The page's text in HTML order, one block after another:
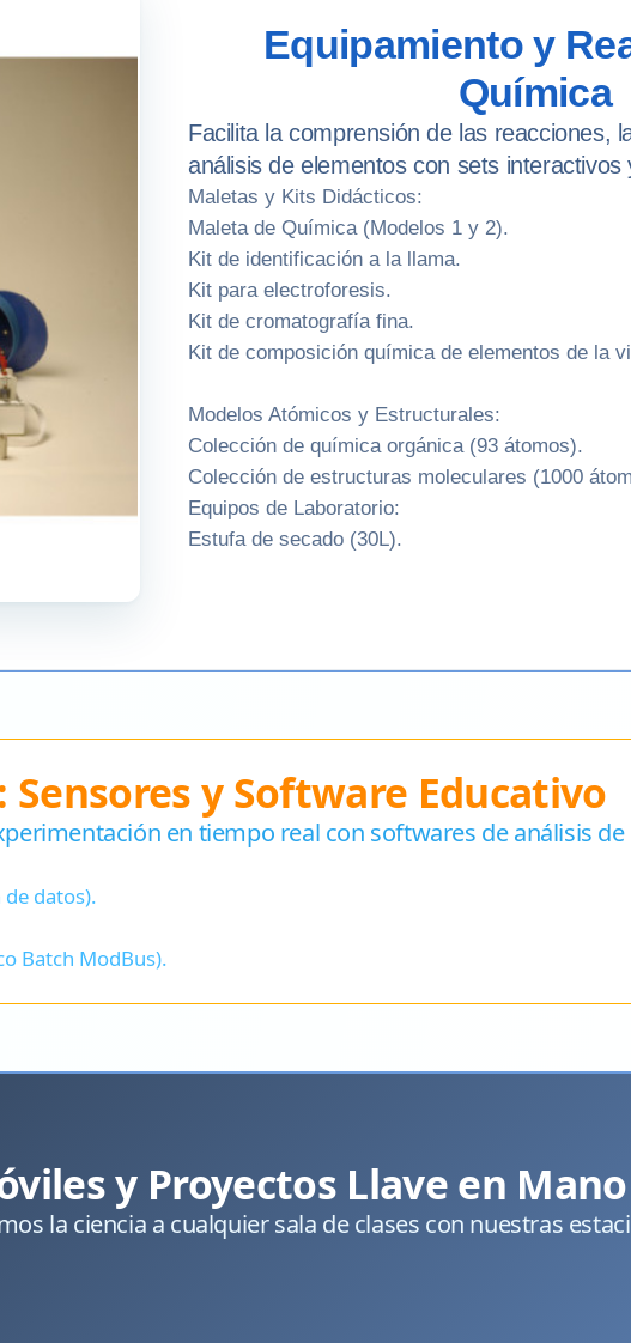
Equipamiento y
Química
Facilita la comprensión de las reacciones,
análisis de elementos con sets
Maletas y Kits Didácticos:
Maleta de Química (Modelos 1 y 2).
Kit de identificación a la llama.
Kit para electroforesis.
Kit de cromatografía fina.
Kit de composición química de elementos de la
Modelos Atómicos y Estructurales:
Colección de química orgánica (93 átomos).
Colección de estructuras moleculares (1000
Equipos de Laboratorio:
Estufa de secado (30L).
Sensores y Software Educativo
en tiempo real con softwares de análisis
datos).
Batch ModBus).
y Proyectos Llave en Mano
la ciencia a cualquier sala de clases con nuestras